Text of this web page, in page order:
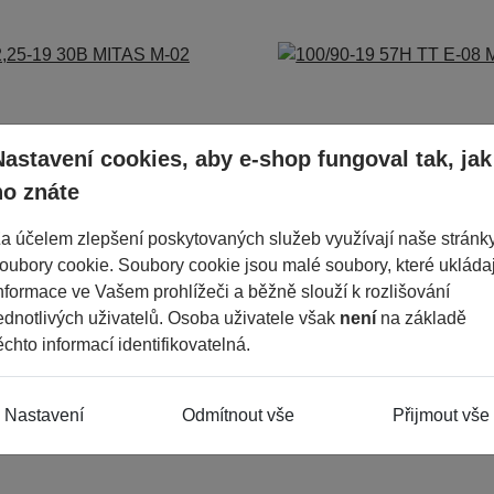
MITAS M-02
Kč 1 301 Kč
1ks skladem
do 24 hodin
cookies, aby e-shop fungoval tak, jak
znáte
účelem zlepšení poskytovaných služeb využívají naše
cookie. Soubory cookie jsou malé soubory, které
ve Vašem prohlížeči a běžně slouží k rozlišování
uživatelů. Osoba uživatele však není na základě
informací identifikovatelná.
Nastavení Odmítnout vše Přijmout vše